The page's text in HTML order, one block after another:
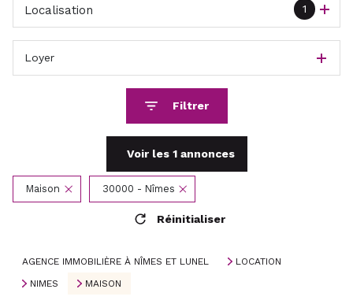
1
Localisation
Loyer
Filtrer
Voir les 1annonces
Maison 30000 - Nîmes
Réinitialiser
AGENCE IMMOBILIÈRE À NÎMES ET LUNEL
LOCATION
NIMES
MAISON